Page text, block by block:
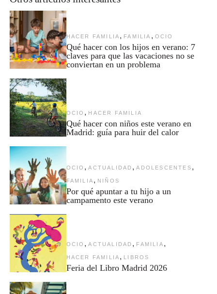
HACER FAMILIA , FAMILIA , OCIO
Qué hacer con los hijos en verano: 7
claves para que las vacaciones no se
conviertan en un problema
OCIO , HACER FAMILIA
Qué hacer con niños este verano en
Madrid: guía para huir del calor
OCIO , ACTUALIDAD , ADOLESCENTES ,
FAMILIA , NIÑOS
Por qué apuntar a tu hijo a un
campamento este verano
OCIO , ACTUALIDAD , FAMILIA ,
HACER FAMILIA , LIBROS
Feria del Libro Madrid 2026